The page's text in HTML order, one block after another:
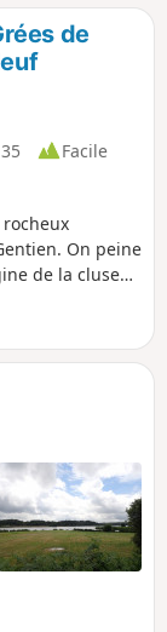
de
Facile
On peine
de la cluse
de ce
dominent la
Et s'y
lieu célèbre
faite par les
la rue